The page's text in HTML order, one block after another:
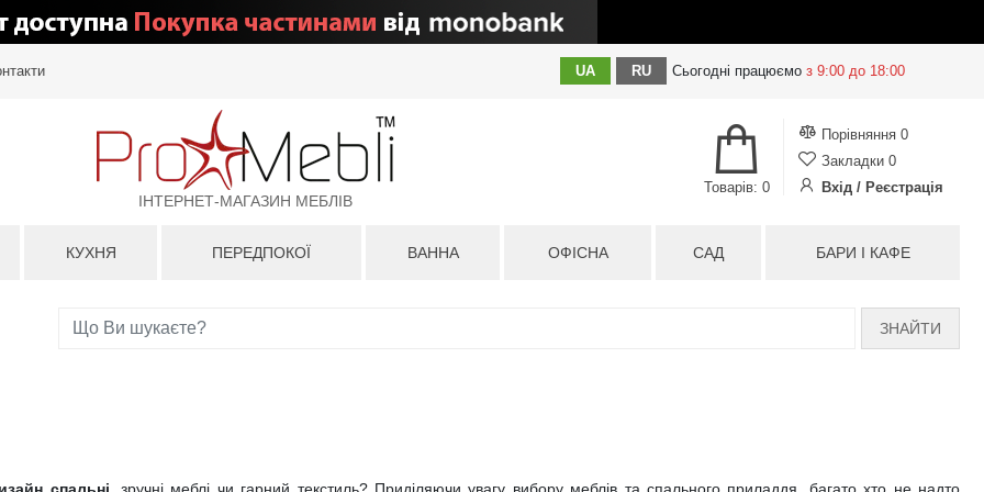
UA RU Сьогодні працюємо з 9:00 до 18:00
ІНТЕРНЕТ-МАГАЗИН МЕБЛІВ
Порівняння 0
Закладки 0
Вхід / Реєстрація
Товарів: 0
КУХНЯ ПЕРЕДПОКОЇ ВАННА ОФІСНА САД БАРИ І КАФЕ
ЗНАЙТИ